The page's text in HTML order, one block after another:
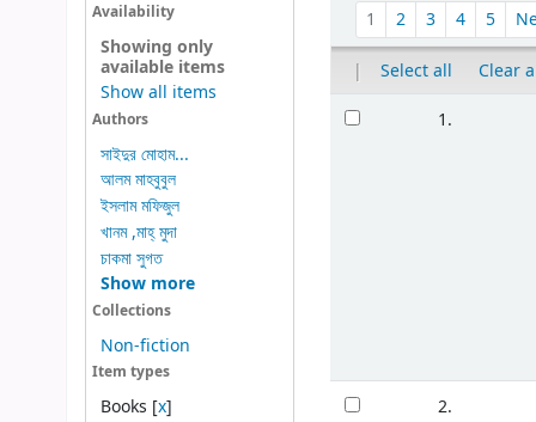
Availability
Showing only
available items
Show all items
Authors
সাইদুর মোহাম...
আলম মাহবুবুল
ইসলাম মফিজুল
খানম ,মাহ্ মুদা
চাকমা সুগত
Show more
Collections
Non-fiction
Item types
Books [x]
1 2 3 4 5
| Select all
Clear
1.
2.